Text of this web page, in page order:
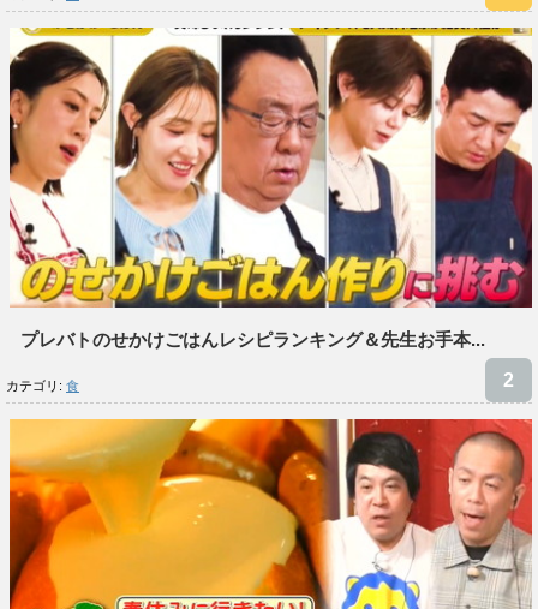
プレバトのせかけごはんレシピランキング＆先生お手本...
カテゴリ: 食